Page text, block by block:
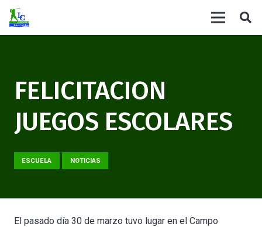
FELICITACION
JUEGOS ESCOLARES
ESCUELA NOTICIAS
El pasado día 30 de marzo tuvo lugar en el Campo